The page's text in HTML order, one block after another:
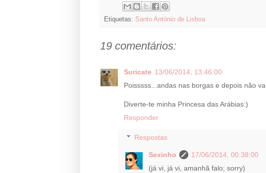
Etiquetas: Santo António de Lisboa
19 comentários:
Suricate 13/06/2014, 13:46:00
Poisssss...andas nas borgas e depois não
Diverte-te minha Princesa das Arábias:)
Responder
Respostas
Sexinho
17/06/2014, 00:38:00
(já vi, já vi, amanhã falo; sorry)